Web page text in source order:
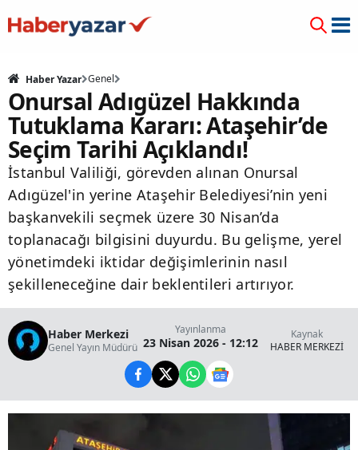
Haber Yazar Genel
Onursal Adıgüzel Hakkında
Tutuklama Kararı: Ataşehir’de
Seçim Tarihi Açıklandı!
İstanbul Valiliği, görevden alınan Onursal
Adıgüzel'in yerine Ataşehir Belediyesi’nin yeni
başkanvekili seçmek üzere 30 Nisan’da
toplanacağı bilgisini duyurdu. Bu gelişme, yerel
yönetimdeki iktidar değişimlerinin nasıl
şekilleneceğine dair beklentileri artırıyor.
Haber Merkezi
Genel Yayın Müdürü
Yayınlanma
23 Nisan 2026 - 12:12
Kaynak
HABER MERKEZİ